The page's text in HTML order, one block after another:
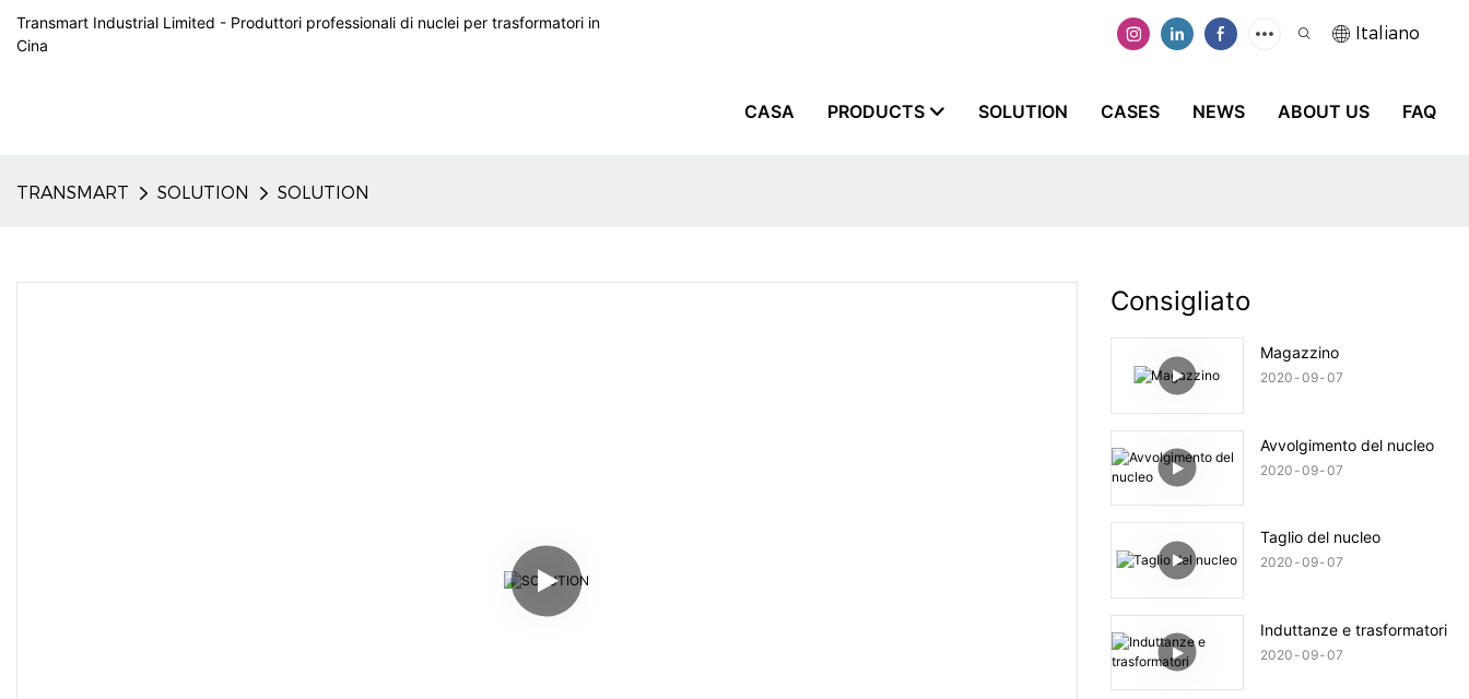
Transmart Industrial Limited - Produttori professionali di nuclei per trasformatori in
Cina
Italiano
CASA PRODUCTS SOLUTION CASES NEWS ABOUT US FAQ
TRANSMART SOLUTION SOLUTION
Consigliato
Magazzino
2020 09 07
Avvolgimento del nucleo
2020 09 07
Taglio del nucleo
2020 09 07
Induttanze e trasformatori
2020 09 07